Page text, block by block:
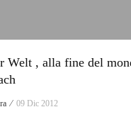
Welt , alla fine del
⁄ 09 Dic 2012